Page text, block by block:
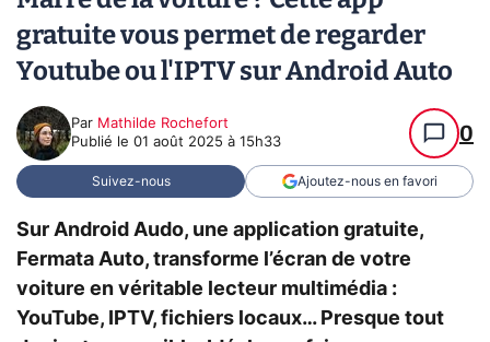
gratuite vous permet de regarder
Youtube ou l'IPTV sur Android Auto
Par Mathilde Rochefort
Publié le 01 août 2025 à 15h33 0
Suivez-nous Ajoutez-nous en favori
Sur Android Audo, une application gratuite,
Fermata Auto, transforme l’écran de votre
voiture en véritable lecteur multimédia :
YouTube, IPTV, fichiers locaux… Presque tout